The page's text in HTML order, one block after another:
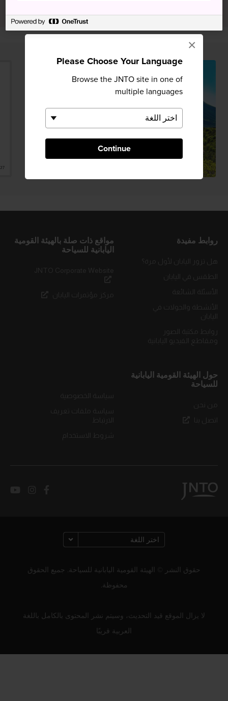
Please Choose Your Language
Browse the JNTO site in one of
multiple languages
Continue
×
روابط مفيدة
مواقع ذات صلة بالهيئة القومية
اليابانية للسياحة
حول الهيئة القومية اليابانية
للسياحة
حقوق النشر © الهيئة القومية اليابانية للسياحة. جميع الحقوق
محفوظة.
لا يزال الموقع قيد التحديث، وسيتم نشر المحتوى بالكامل باللغة
العربية قريبًا